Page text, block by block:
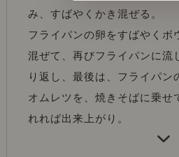
み、すばやくかき混ぜる。
フライパンの卵をすばやくボ
混ぜて、再びフライパンに流
り返し、最後は、フライパン
オムレツを、焼きそばに乗せ
れれば出来上がり。